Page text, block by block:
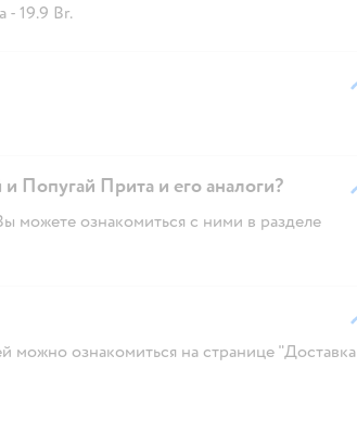
19.9 Br.
Попугай Прита и его аналоги?
можете ознакомиться с ними в разделе
ознакомиться на странице "Доставка